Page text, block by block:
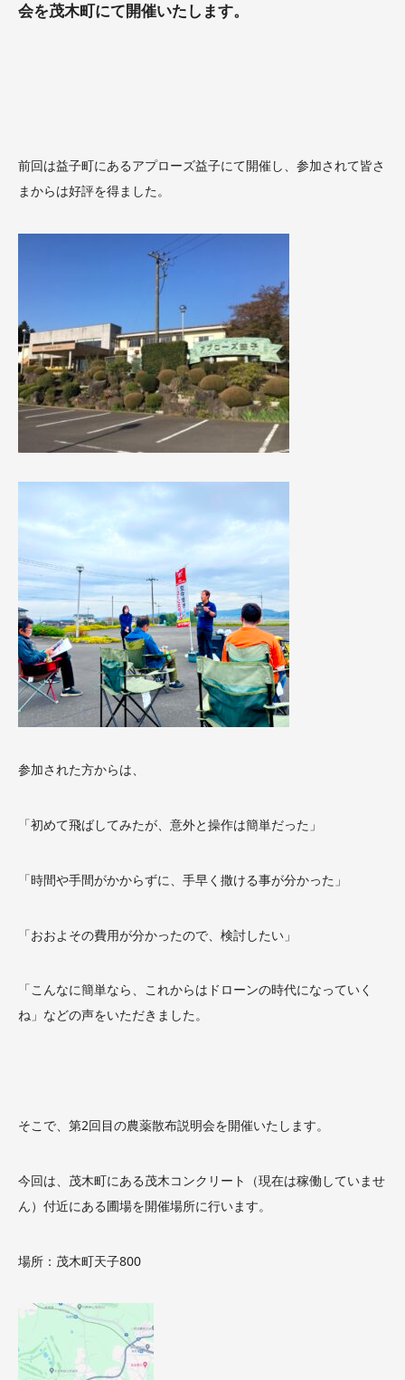
会を茂木町にて開催いたします。
前回は益子町にあるアプローズ益子にて開催し、参加されて皆さ
まからは好評を得ました。
参加された方からは、
「初めて飛ばしてみたが、意外と操作は簡単だった」
「時間や手間がかからずに、手早く撒ける事が分かった」
「おおよその費用が分かったので、検討したい」
「こんなに簡単なら、これからはドローンの時代になっていく
ね」などの声をいただきました。
そこで、第2回目の農薬散布説明会を開催いたします。
今回は、茂木町にある茂木コンクリート（現在は稼働していませ
ん）付近にある圃場を開催場所に行います。
場所：茂木町天子800